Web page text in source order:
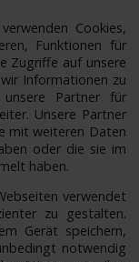
Cookies,
Funktionen für
Zugriffe auf unsere
Informationen zu
Partner für
Unsere Partner
mit weiteren Daten
oder die sie im
haben.
verwendet
zu gestalten.
Gerät speichern,
notwendig